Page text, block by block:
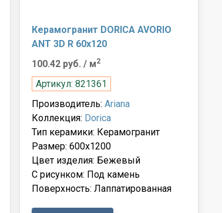
Керамогранит DORICA AVORIO
ANT 3D R 60x120
100.42 руб./ м2
Артикул: 821361
Производитель:Ariana
Коллекция: Dorica
Тип керамики: Керамогранит
Размер: 600x1200
Цвет изделия: Бежевый
С рисунком: Под камень
Поверхность: Лаппатированная